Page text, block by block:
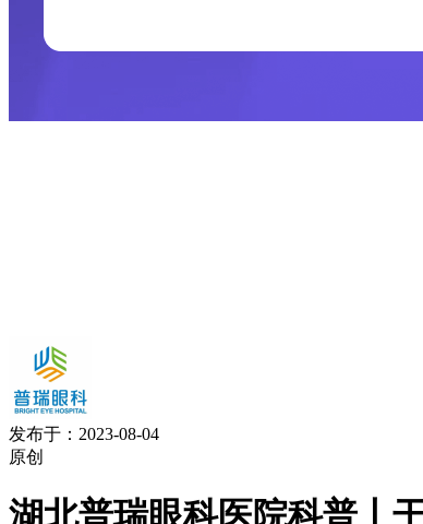
发布于：2023-08-04
原创
湖北普瑞眼科医院科普丨